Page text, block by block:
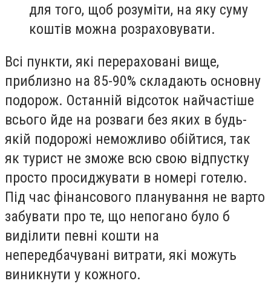
для того, щоб розуміти, на яку суму
коштів можна розраховувати.
Всі пункти, які перераховані вище,
приблизно на 85-90% складають основну
подорож. Останній відсоток найчастіше
всього йде на розваги без яких в будь-
якій подорожі неможливо обійтися, так
як турист не зможе всю свою відпустку
просто просиджувати в номері готелю.
Під час фінансового планування не варто
забувати про те, що непогано було б
виділити певні кошти на
непередбачувані витрати, які можуть
виникнути у кожного.